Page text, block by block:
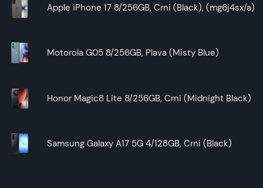
Apple iPhone 17 8/256GB, Crni (Black), (mg6j4sx/a)
Motorola G05 8/256GB, Plava (Misty Blue)
Honor Magic8 Lite 8/256GB, Crni (Midnight Black)
Samsung Galaxy A17 5G 4/128GB, Crni (Black)